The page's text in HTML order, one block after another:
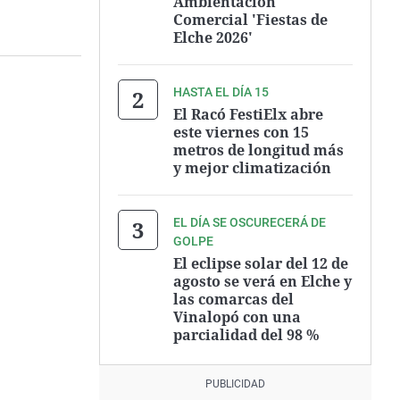
Comercial 'Fiestas de
Elche 2026'
HASTA EL DÍA 15
El Racó FestiElx abre
este viernes con 15
metros de longitud más
y mejor climatización
EL DÍA SE OSCURECERÁ DE
GOLPE
El eclipse solar del 12 de
agosto se verá en Elche y
las comarcas del
Vinalopó con una
parcialidad del 98 %